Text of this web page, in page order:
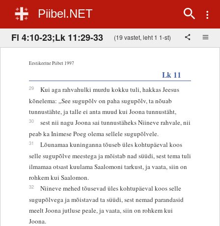
Piibel.NET
Fl 4:10-23;Lk 11:29-33 (19 vastet, leht 1 1-st)
Eestikeelne Piibel 1997
Lk 11
29
Kui aga rahvahulki murdu kokku tuli, hakkas Jeesus
kõnelema: „See sugupõlv on paha sugupõlv, ta nõuab
tunnustähte, ja talle ei anta muud kui Joona tunnustäht,
30
sest nii nagu Joona sai tunnustäheks Niineve rahvale, nii
peab ka Inimese Poeg olema sellele sugupõlvele.
31
Lõunamaa kuninganna tõuseb üles kohtupäeval koos
selle sugupõlve meestega ja mõistab nad süüdi, sest tema tuli
ilmamaa otsast kuulama Saalomoni tarkust, ja vaata, siin on
rohkem kui Saalomon.
32
Niineve mehed tõusevad üles kohtupäeval koos selle
sugupõlvega ja mõistavad ta süüdi, sest nemad parandasid
meelt Joona jutluse peale, ja vaata, siin on rohkem kui
Joona.